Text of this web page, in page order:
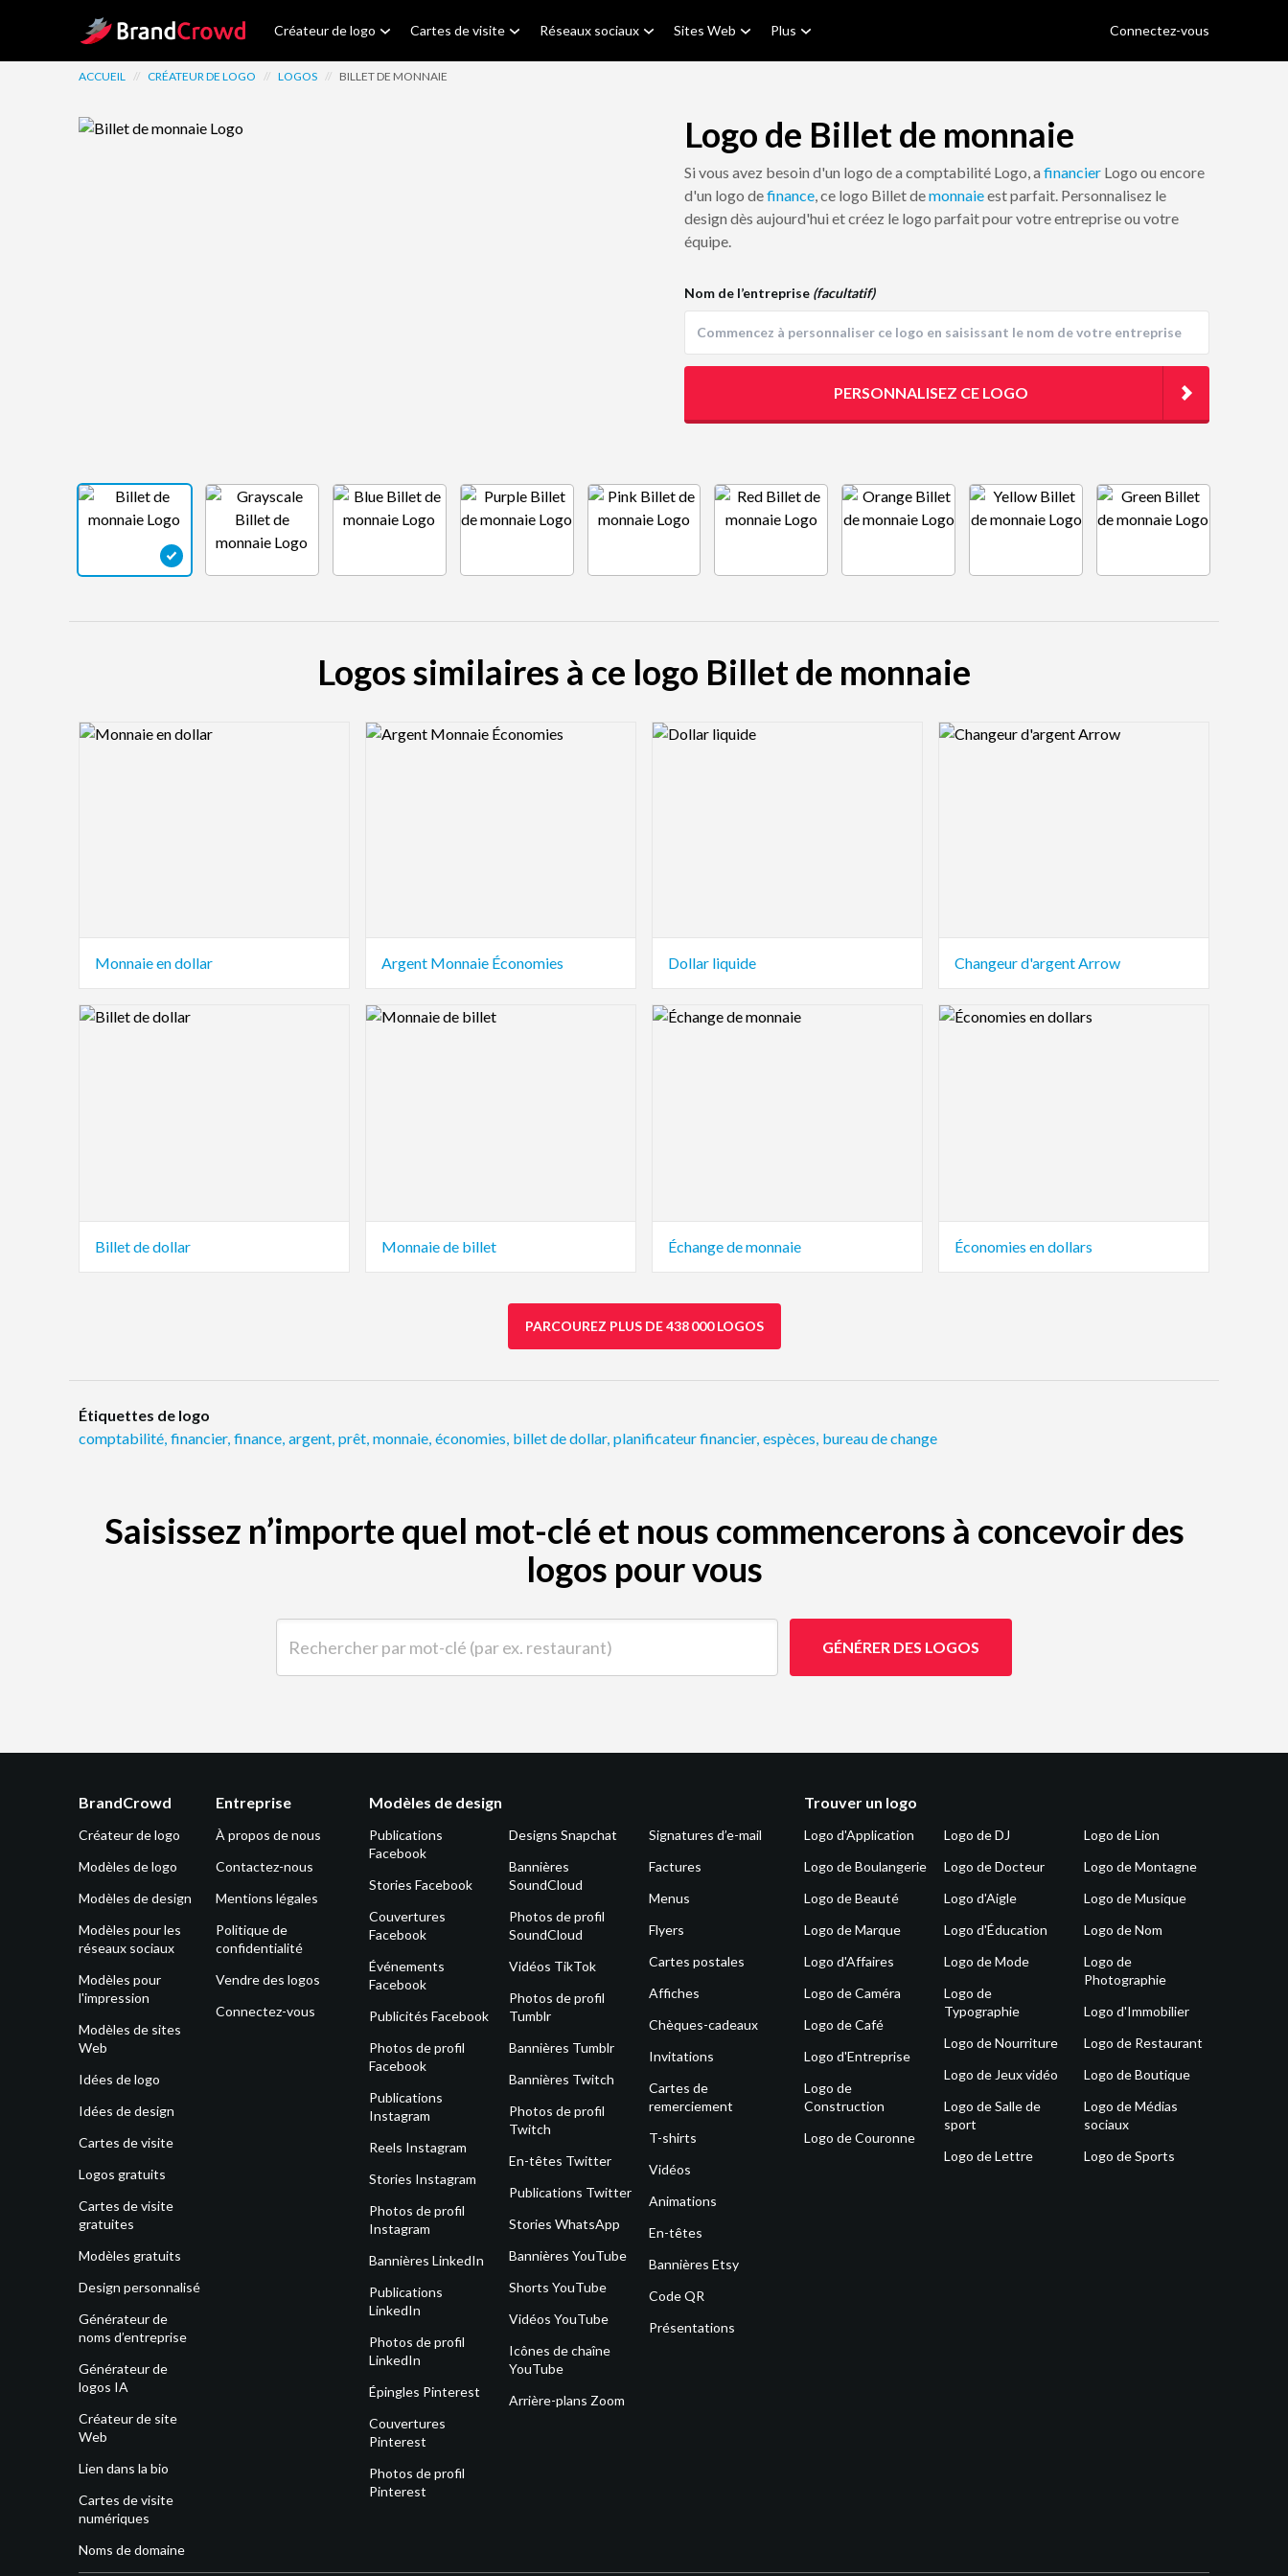
Site Logo Créateur de logo Cartes de visite Réseaux sociaux Sites Web Plus Connectez-vous
ACCUEIL // CRÉATEUR DE LOGO // LOGOS // BILLET DE MONNAIE
Logo de Billet de monnaie
Si vous avez besoin d'un logo de a comptabilité Logo, a financier Logo ou encore
d'un logo definance, ce logo Billet demonnaieest parfait. Personnalisez le
design dès aujourd'hui et créez le logo parfait pour votre entreprise ou votre
équipe.
Nom de l’entreprise (facultatif)
PERSONNALISEZ CE LOGO
Logos similaires à ce logo Billet de monnaie
Logo Preview Image
Monnaie en dollar
Logo Preview Image
Argent Monnaie Économies
Logo Preview Image
Dollar liquide
Logo Preview Image
Changeur d'argent Arrow
Logo Preview Image
Billet de dollar
Logo Preview Image
Monnaie de billet
Logo Preview Image
Échange de monnaie
Logo Preview Image
Économies en dollars
PARCOUREZ PLUS DE 438 000 LOGOS
Étiquettes de logo
comptabilité, financier, finance, argent, prêt, monnaie, économies, billet de dollar, planificateur financier, espèces, bureau de change
Saisissez n’importe quel mot-clé et nous commencerons à concevoir des
logos pour vous
GÉNÉRER DES LOGOS
BrandCrowd
Créateur de logo
Modèles de logo
Modèles de design
Modèles pour les
réseaux sociaux
Modèles pour
l'impression
Modèles de sites
Web
Idées de logo
Idées de design
Cartes de visite
Logos gratuits
Cartes de visite
gratuites
Modèles gratuits
Design personnalisé
Générateur de
noms d’entreprise
Générateur de
logos IA
Créateur de site
Web
Lien dans la bio
Cartes de visite
numériques
Noms de domaine
Entreprise
À propos de nous
Contactez-nous
Mentions légales
Politique de
confidentialité
Vendre des logos
Connectez-vous
Modèles de design
Publications
Facebook
Stories Facebook
Couvertures
Facebook
Événements
Facebook
Publicités Facebook
Photos de profil
Facebook
Publications
Instagram
Reels Instagram
Stories Instagram
Photos de profil
Instagram
Bannières LinkedIn
Publications
LinkedIn
Photos de profil
LinkedIn
Épingles Pinterest
Couvertures
Pinterest
Photos de profil
Pinterest
Designs Snapchat
Bannières
SoundCloud
Photos de profil
SoundCloud
Vidéos TikTok
Photos de profil
Tumblr
Bannières Tumblr
Bannières Twitch
Photos de profil
Twitch
En-têtes Twitter
Publications Twitter
Stories WhatsApp
Bannières YouTube
Shorts YouTube
Vidéos YouTube
Icônes de chaîne
YouTube
Arrière-plans Zoom
Signatures d’e-mail
Factures
Menus
Flyers
Cartes postales
Affiches
Chèques-cadeaux
Invitations
Cartes de
remerciement
T-shirts
Vidéos
Animations
En-têtes
Bannières Etsy
Code QR
Présentations
Trouver un logo
Logo d'Application
Logo de Boulangerie
Logo de Beauté
Logo de Marque
Logo d'Affaires
Logo de Caméra
Logo de Café
Logo d'Entreprise
Logo de
Construction
Logo de Couronne
Logo de DJ
Logo de Docteur
Logo d'Aigle
Logo d'Éducation
Logo de Mode
Logo de
Typographie
Logo de Nourriture
Logo de Jeux vidéo
Logo de Salle de
sport
Logo de Lettre
Logo de Lion
Logo de Montagne
Logo de Musique
Logo de Nom
Logo de
Photographie
Logo d'Immobilier
Logo de Restaurant
Logo de Boutique
Logo de Médias
sociaux
Logo de Sports